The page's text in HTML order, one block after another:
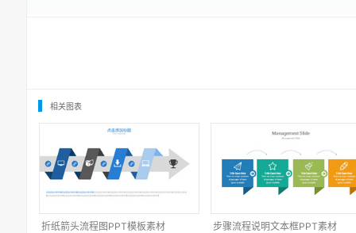
相关图表
折纸箭头流程图PPT模板素材 步骤流程说明文本框PPT素材